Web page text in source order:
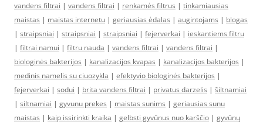
vandens filtrai | vandens filtrai | renkamės filtrus | tinkamiausias
maistas | maistas internetu | geriausias ėdalas | augintojams | blogas
| straipsniai | straipsniai | straipsniai | fejerverkai | ieskantiems filtru
| filtrai namui | filtru nauda | vandens filtrai | vandens filtrai |
biologinės bakterijos | kanalizacijos kvapas | kanalizacijos bakterijos |
medinis namelis su ciuozykla | efektyvio biologinės bakterijos |
fejerverkai | sodui | brita vandens filtrai | privatus darzelis | šiltnamiai
| siltnamiai | gyvunu prekes | maistas sunims | geriausias sunu
maistas | kaip issirinkti kraika | gelbsti gyvūnus nuo karščio | gyvūnų